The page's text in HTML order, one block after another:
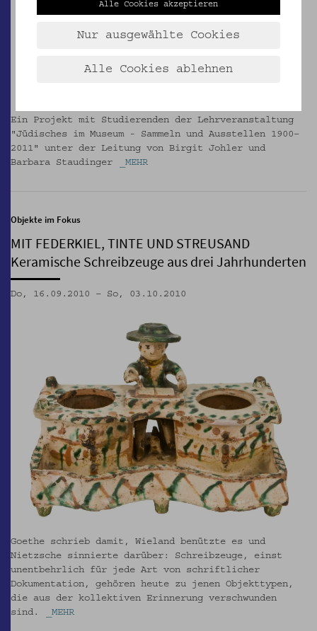
Ein Projekt mit Studierenden der Lehrveranstaltung
"Jüdisches im Museum - Sammeln und Ausstellen 1900–
2011" unter der Leitung von Birgit Johler und
Barbara Staudinger
_MEHR
Objekte im Fokus
MIT FEDERKIEL, TINTE UND STREUSAND
Keramische Schreibzeuge aus drei Jahrhunderten
Do, 16.09.2010 – So, 03.10.2010
Goethe schrieb damit, Wieland benützte es und
Nietzsche sinnierte darüber: Schreibzeuge, einst
unentbehrlich für jede Art von schriftlicher
Dokumentation, gehören heute zu jenen Objekttypen,
die aus der kollektiven Erinnerung verschwunden
sind.
_MEHR
Alle Cookies akzeptieren
Nur ausgewählte Cookies
Alle Cookies ablehnen